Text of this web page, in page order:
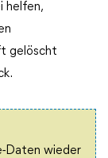
helfen,
gelöscht
Daten wieder